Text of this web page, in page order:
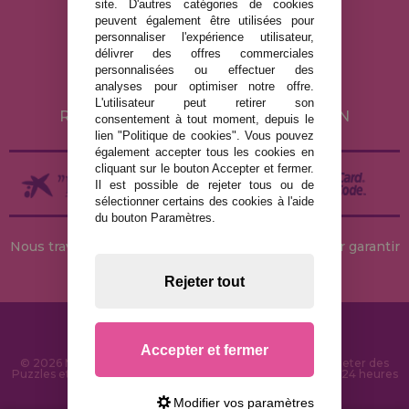
MENTIONS LÉGALES
POLITIQUE DE CONFIDENTIALITÉ
POLITIQUE DE COOKIES
LIVRAISON ET RETOUR
RETOURS / DROIT DE RÉTRACTATION
Nous travaillons avec des stocks permanents pour garantir
© 2026 MaisonDesPuzzles.fr - Boutique en ligne pour acheter des
Puzzles et des Casse-têtes sur Internet. Livraison rapide en 24 heures
site. D'autres catégories de cookies
peuvent également être utilisées pour
personnaliser l'expérience utilisateur,
délivrer des offres commerciales
personnalisées ou effectuer des
analyses pour optimiser notre offre.
L'utilisateur peut retirer son
consentement à tout moment, depuis le
lien "Politique de cookies". Vous pouvez
également accepter tous les cookies en
cliquant sur le bouton Accepter et fermer.
Il est possible de rejeter tous ou de
sélectionner certains des cookies à l'aide
du bouton Paramètres.
Rejeter tout
Accepter et fermer
Modifier vos paramètres